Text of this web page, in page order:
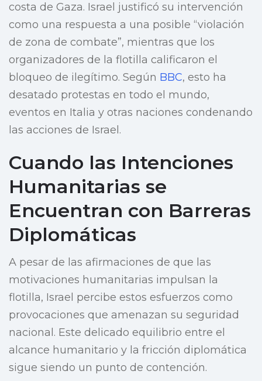
costa de Gaza. Israel justificó su intervención
como una respuesta a una posible “violación
de zona de combate”, mientras que los
organizadores de la flotilla calificaron el
bloqueo de ilegítimo. Según BBC, esto ha
desatado protestas en todo el mundo,
eventos en Italia y otras naciones condenando
las acciones de Israel.
Cuando las Intenciones
Humanitarias se
Encuentran con Barreras
Diplomáticas
A pesar de las afirmaciones de que las
motivaciones humanitarias impulsan la
flotilla, Israel percibe estos esfuerzos como
provocaciones que amenazan su seguridad
nacional. Este delicado equilibrio entre el
alcance humanitario y la fricción diplomática
sigue siendo un punto de contención.